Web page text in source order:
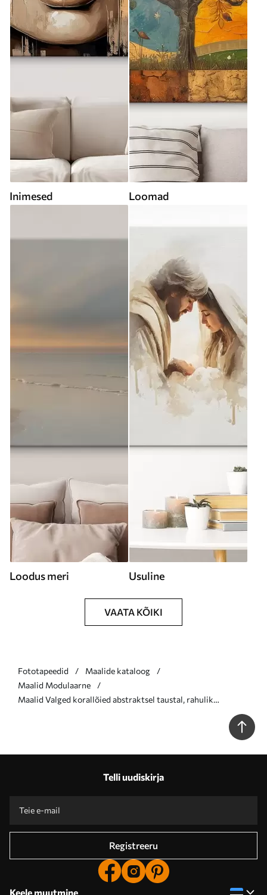
Inimesed Loomad
Loodus meri Usuline
VAATA KÕIKI
Fototapeedid
Maalide kataloog
Maalid Modulaarne
Maalid Valged korallõied abstraktsel taustal, rahulik
Telli uudiskirja
Registreeru
Keele muutmine